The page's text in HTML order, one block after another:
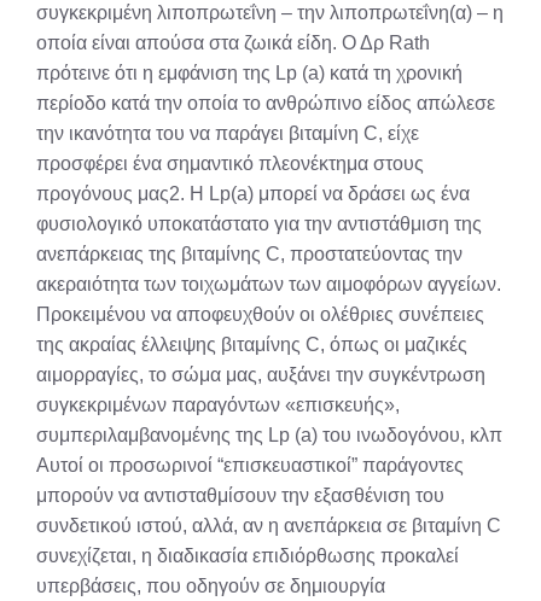
συγκεκριμένη λιποπρωτεΐνη – την λιποπρωτεΐνη(α) – η
οποία είναι απούσα στα ζωικά είδη. Ο Δρ Rath
πρότεινε ότι η εμφάνιση της Lp (a) κατά τη χρονική
περίοδο κατά την οποία το ανθρώπινο είδος απώλεσε
την ικανότητα του να παράγει βιταμίνη C, είχε
προσφέρει ένα σημαντικό πλεονέκτημα στους
προγόνους μας2. Η Lp(a) μπορεί να δράσει ως ένα
φυσιολογικό υποκατάστατο για την αντιστάθμιση της
ανεπάρκειας της βιταμίνης C, προστατεύοντας την
ακεραιότητα των τοιχωμάτων των αιμοφόρων αγγείων.
Προκειμένου να αποφευχθούν οι ολέθριες συνέπειες
της ακραίας έλλειψης βιταμίνης C, όπως οι μαζικές
αιμορραγίες, το σώμα μας, αυξάνει την συγκέντρωση
συγκεκριμένων παραγόντων «επισκευής»,
συμπεριλαμβανομένης της Lp (a) του ινωδογόνου, κλπ
Αυτοί οι προσωρινοί “επισκευαστικοί” παράγοντες
μπορούν να αντισταθμίσουν την εξασθένιση του
συνδετικού ιστού, αλλά, αν η ανεπάρκεια σε βιταμίνη C
συνεχίζεται, η διαδικασία επιδιόρθωσης προκαλεί
υπερβάσεις, που οδηγούν σε δημιουργία